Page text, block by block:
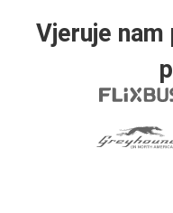
Vjeruje